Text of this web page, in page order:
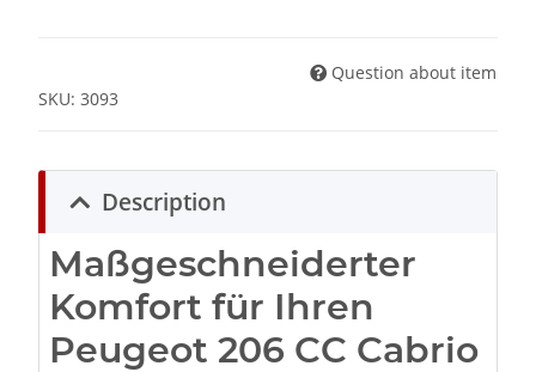
Question about item
SKU: 3093
Description
Maßgeschneiderter
Komfort für Ihren
Peugeot 206 CC Cabrio